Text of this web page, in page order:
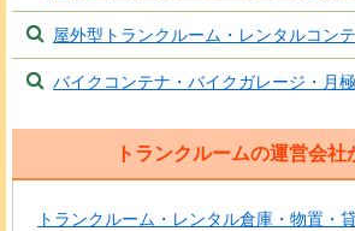
屋外型トランクルーム・レンタルコン
バイクコンテナ・バイクガレージ・月
トランクルームの運営会社
トランクルーム・レンタル倉庫・物置・